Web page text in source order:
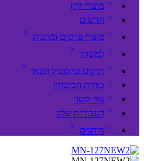
מוצרי קיץ
חדשים
מוצרי פרסום ומתנות
למשרד
תיקים,טקסטיל ופנאי
כוחות הביטחון
צור קשר
העבודות שלנו
מותגים